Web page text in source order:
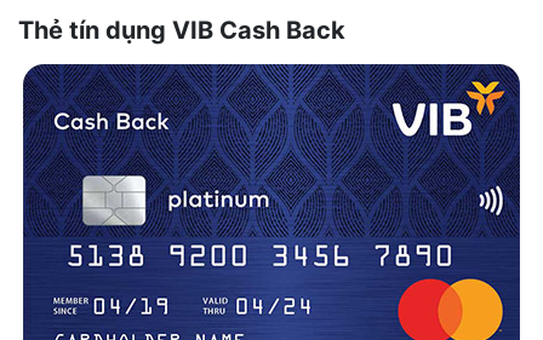
Thẻ tín dụng VIB Cash Back